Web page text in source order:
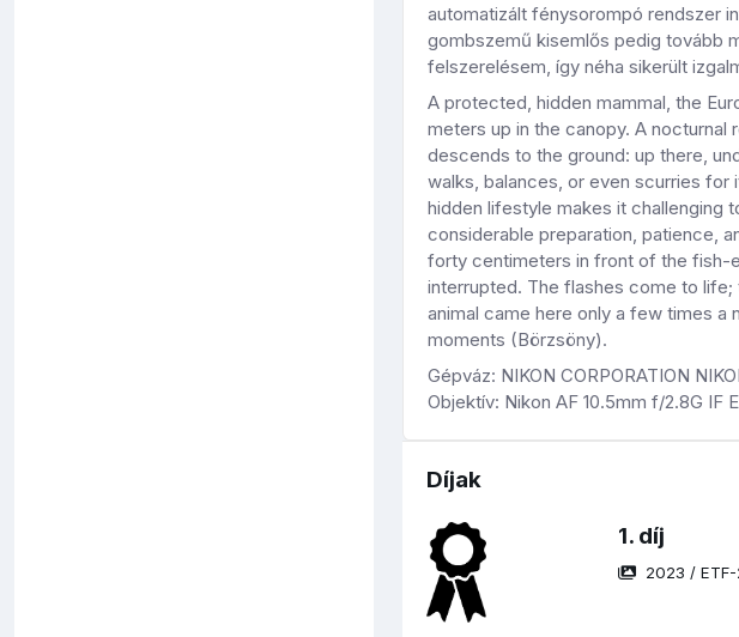
automatizált fénysorompó rendszer
gombszemű kisemlős pedig tovább
felszerelésem, így néha sikerült
A protected, hidden mammal, the
meters up in the canopy. A nocturnal
descends to the ground: up there,
walks, balances, or even scurries for
hidden lifestyle makes it challenging
considerable preparation, patience,
forty centimeters in front of the fish-
interrupted. The flashes come to
animal came here only a few times a
moments (Börzsöny).
Gépváz: NIKON CORPORATION
Objektív: Nikon AF 10.5mm f/2.8G IF
Díjak
1. díj
2023 /